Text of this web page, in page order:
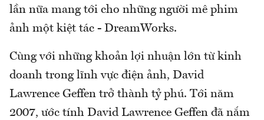
lần nữa mang tới cho những người mê phim
ảnh một kiệt tác - DreamWorks.
Cùng với những khoản lợi nhuận lớn từ kinh
doanh trong lĩnh vực điện ảnh, David
Lawrence Geffen trở thành tỷ phú. Tới năm
2007, ước tính David Lawrence Geffen đã nắm